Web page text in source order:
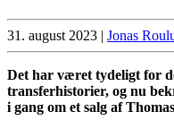
31. august 2023 | Jonas
Det har været tydeligt for
transferhistorier, og nu
i gang om et salg af